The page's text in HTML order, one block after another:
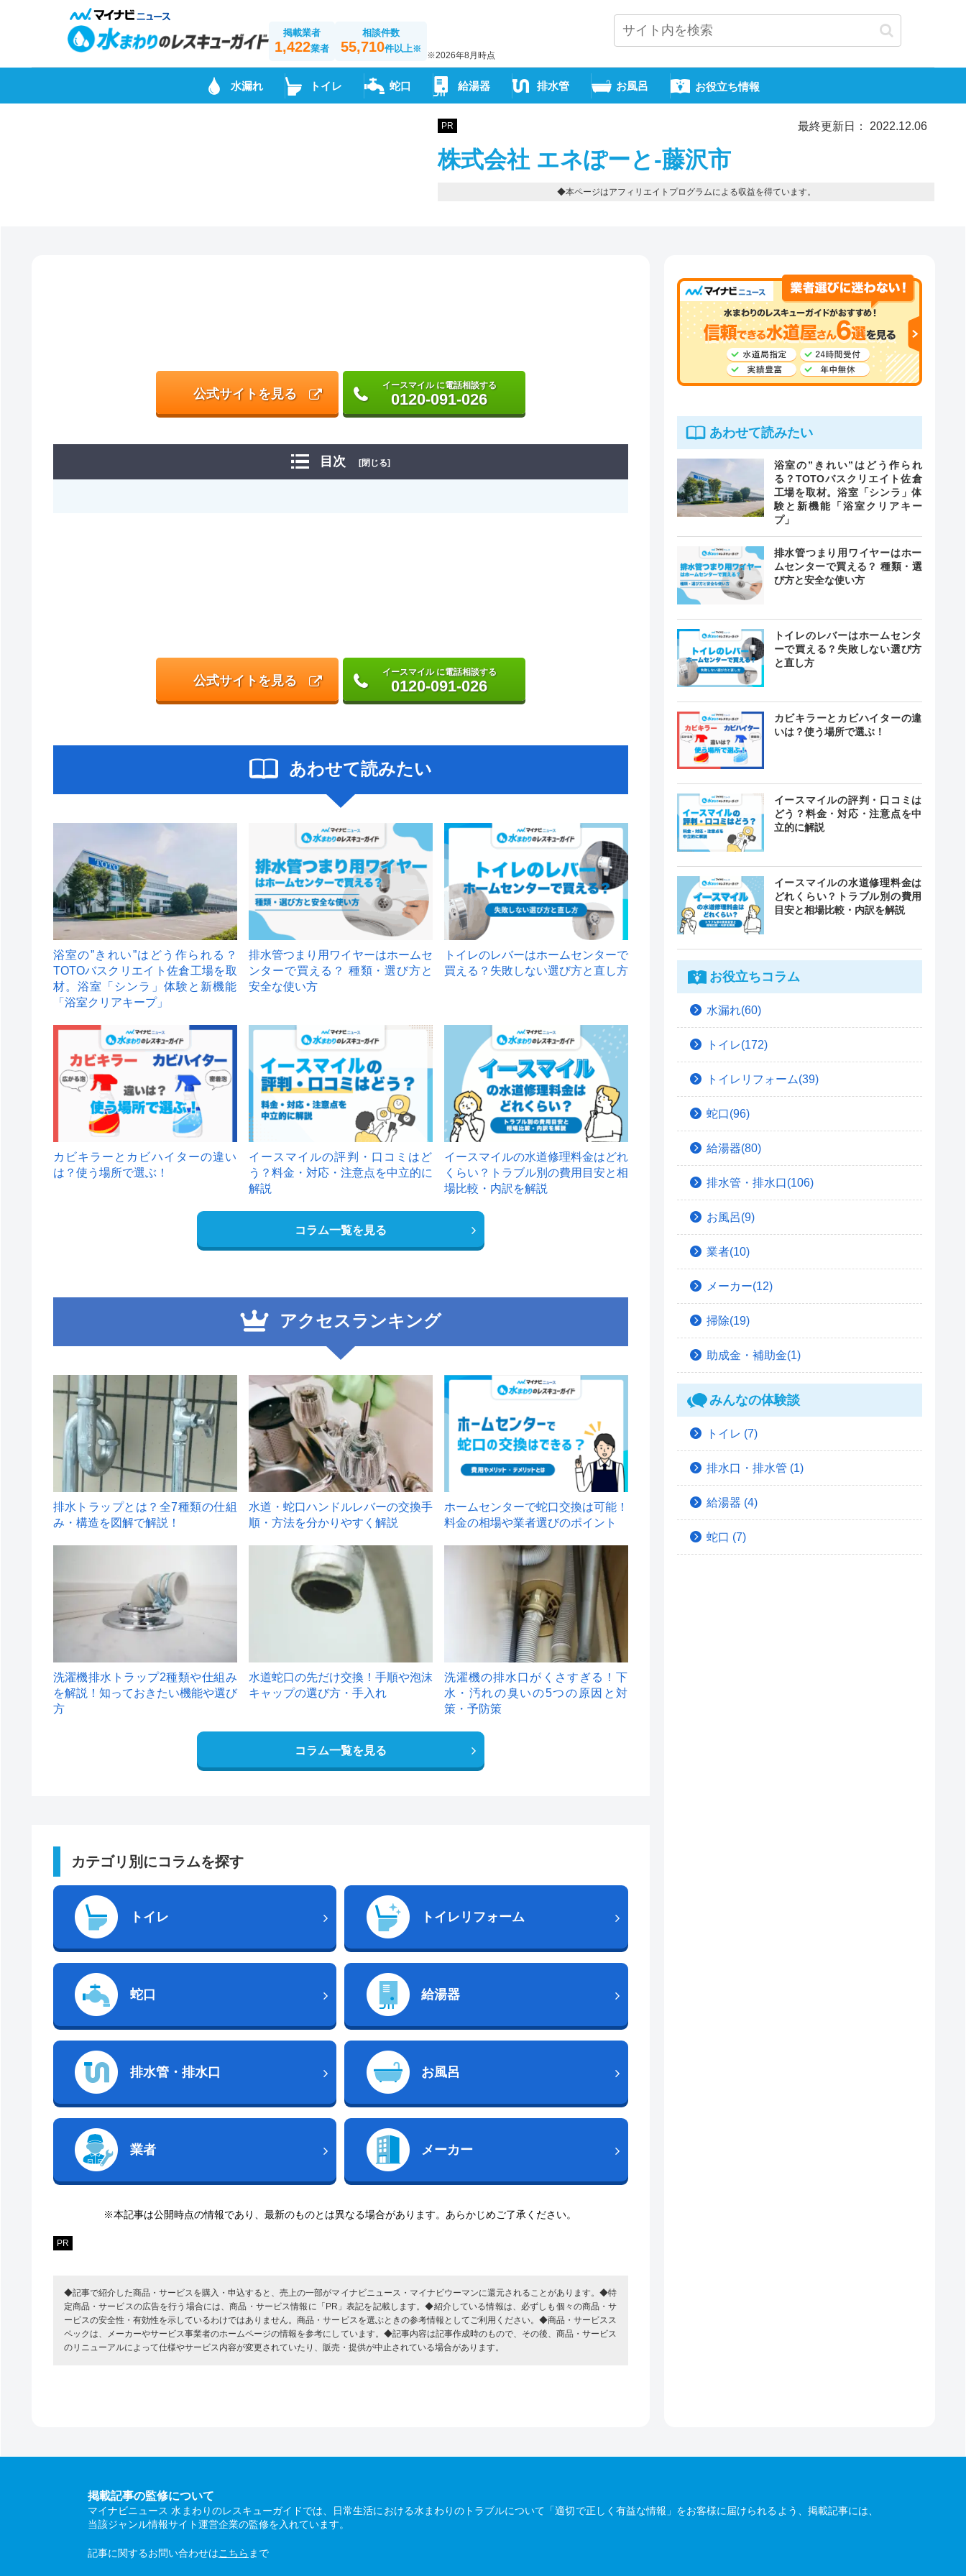
掲載業者
1,422業者
相談件数
55,710件以上※
※2026年8月時点
水漏れ トイレ 蛇口 給湯器 排水管 お風呂 お役立ち情報
PR 最終更新日： 2022.12.06
株式会社 エネぽーと-藤沢市
◆本ページはアフィリエイトプログラムによる収益を得ています。
公式サイトを見る
イースマイル に電話相談する
0120-091-026
目次 [閉じる]
公式サイトを見る
イースマイル に電話相談する
0120-091-026
あわせて読みたい
浴室の”きれい”はどう作られる？
TOTOバスクリエイト佐倉工場を取
材。浴室「シンラ」体験と新機能
「浴室クリアキープ」
排水管つまり用ワイヤーはホームセ
ンターで買える？ 種類・選び方と
安全な使い方
トイレのレバーはホームセンターで
買える？失敗しない選び方と直し方
カビキラーとカビハイターの違い
は？使う場所で選ぶ！
イースマイルの評判・口コミはど
う？料金・対応・注意点を中立的に
解説
イースマイルの水道修理料金はどれ
くらい？トラブル別の費用目安と相
場比較・内訳を解説
コラム一覧を見る
アクセスランキング
1
排水トラップとは？全7種類の仕組
み・構造を図解で解説！
2
水道・蛇口ハンドルレバーの交換手
順・方法を分かりやすく解説
ホームセンターで蛇口交換は可能！
料金の相場や業者選びのポイント
洗濯機排水トラップ2種類や仕組み
を解説！知っておきたい機能や選び
方
水道蛇口の先だけ交換！手順や泡沫
キャップの選び方・手入れ
洗濯機の排水口がくさすぎる！下
水・汚れの臭いの5つの原因と対
策・予防策
コラム一覧を見る
カテゴリ別にコラムを探す
トイレ トイレリフォーム
蛇口 給湯器
排水管・排水口 お風呂
業者 メーカー
※本記事は公開時点の情報であり、最新のものとは異なる場合があります。あらかじめご了承ください。
PR
◆記事で紹介した商品・サービスを購入・申込すると、売上の一部がマイナビニュース・マイナビウーマンに還元されることがあります。◆特
定商品・サービスの広告を行う場合には、商品・サービス情報に「PR」表記を記載します。◆紹介している情報は、必ずしも個々の商品・サ
ービスの安全性・有効性を示しているわけではありません。商品・サービスを選ぶときの参考情報としてご利用ください。◆商品・サービスス
ペックは、メーカーやサービス事業者のホームページの情報を参考にしています。◆記事内容は記事作成時のもので、その後、商品・サービス
のリニューアルによって仕様やサービス内容が変更されていたり、販売・提供が中止されている場合があります。
あわせて読みたい
浴室の”きれい”はどう作られ
る？TOTOバスクリエイト佐倉
工場を取材。浴室「シンラ」体
験と新機能「浴室クリアキー
プ」
排水管つまり用ワイヤーはホー
ムセンターで買える？ 種類・選
び方と安全な使い方
トイレのレバーはホームセンタ
ーで買える？失敗しない選び方
と直し方
カビキラーとカビハイターの違
いは？使う場所で選ぶ！
イースマイルの評判・口コミは
どう？料金・対応・注意点を中
立的に解説
イースマイルの水道修理料金は
どれくらい？トラブル別の費用
目安と相場比較・内訳を解説
お役立ちコラム
水漏れ(60)
トイレ(172)
トイレリフォーム(39)
蛇口(96)
給湯器(80)
排水管・排水口(106)
お風呂(9)
業者(10)
メーカー(12)
掃除(19)
助成金・補助金(1)
みんなの体験談
トイレ (7)
排水口・排水管 (1)
給湯器 (4)
蛇口 (7)
掲載記事の監修について
マイナビニュース 水まわりのレスキューガイドでは、日常生活における水まわりのトラブルについて「適切で正しく有益な情報」をお客様に届けられるよう、掲載記事には、
当該ジャンル情報サイト運営企業の監修を入れています。
記事に関するお問い合わせはこちら まで